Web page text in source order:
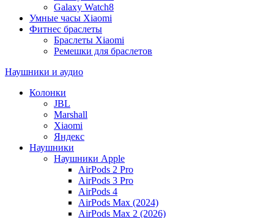
Galaxy Watch8
Умные часы Xiaomi
Фитнес браслеты
Браслеты Xiaomi
Ремешки для браслетов
Наушники и аудио
Колонки
JBL
Marshall
Xiaomi
Яндекс
Наушники
Наушники Apple
AirPods 2 Pro
AirPods 3 Pro
AirPods 4
AirPods Max (2024)
AirPods Max 2 (2026)